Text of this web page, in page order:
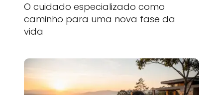
O cuidado especializado como
caminho para uma nova fase da
vida